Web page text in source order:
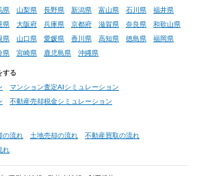
県 山梨県 長野県 新潟県 富山県 石川県 福井県
県 大阪府 兵庫県 京都府 滋賀県 奈良県 和歌山県
県 山口県 愛媛県 香川県 高知県 徳島県 福岡県
県 宮崎県 鹿児島県 沖縄県
する
マンション査定AIシミュレーション
不動産売却税金シミュレーション
の流れ 土地売却の流れ 不動産買取の流れ
れ